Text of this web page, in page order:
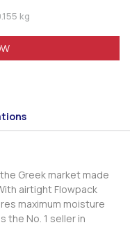
kg
Greek market made
airtight Flowpack
maximum moisture
the No. 1 seller in